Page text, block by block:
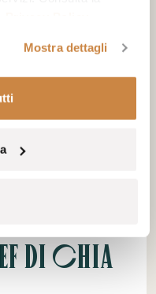
Mostra dettagli
di Chia